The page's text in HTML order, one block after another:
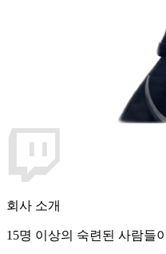
회사 소개
15명 이상의 숙련된 사람들